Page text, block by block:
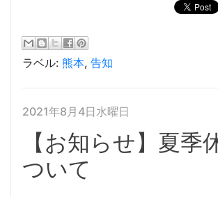
ラベル: 熊本, 告知
2021年8月4日水曜日
【お知らせ】夏季
ついて